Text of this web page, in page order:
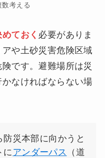
考える
ておく 必要がありま
や土砂災害危険区域
です。避難場所は災
なければならない場
災本部に向かうと
にアンダーパス
（道